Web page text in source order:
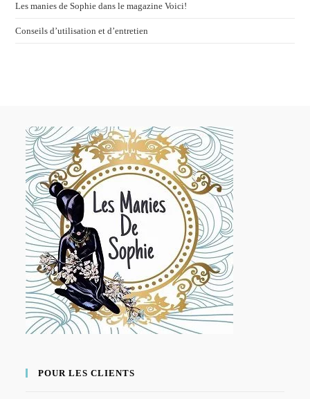
Les manies de Sophie dans le magazine Voici!
Conseils d’utilisation et d’entretien
POUR LES CLIENTS